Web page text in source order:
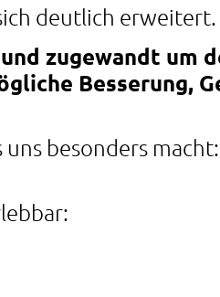
deutlich erweitert.
zugewandt um
Besserung,
uns besonders